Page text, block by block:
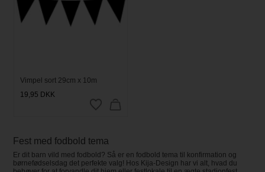
Vimpel sort 29cm x 10m
19,95 DKK
Fest med fodbold tema
Er dit barn vild med fodbold? Så er en fodbold tema til konfirmation og
børnefødselsdag det perfekte valg! Hos Kija-Design har vi alt, hvad du